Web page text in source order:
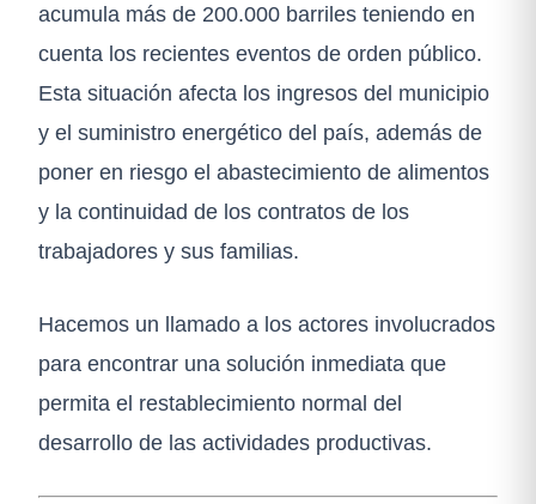
acumula más de 200.000 barriles teniendo en
cuenta los recientes eventos de orden público.
Esta situación afecta los ingresos del municipio
y el suministro energético del país, además de
poner en riesgo el abastecimiento de alimentos
y la continuidad de los contratos de los
trabajadores y sus familias.
Hacemos un llamado a los actores involucrados
para encontrar una solución inmediata que
permita el restablecimiento normal del
desarrollo de las actividades productivas.